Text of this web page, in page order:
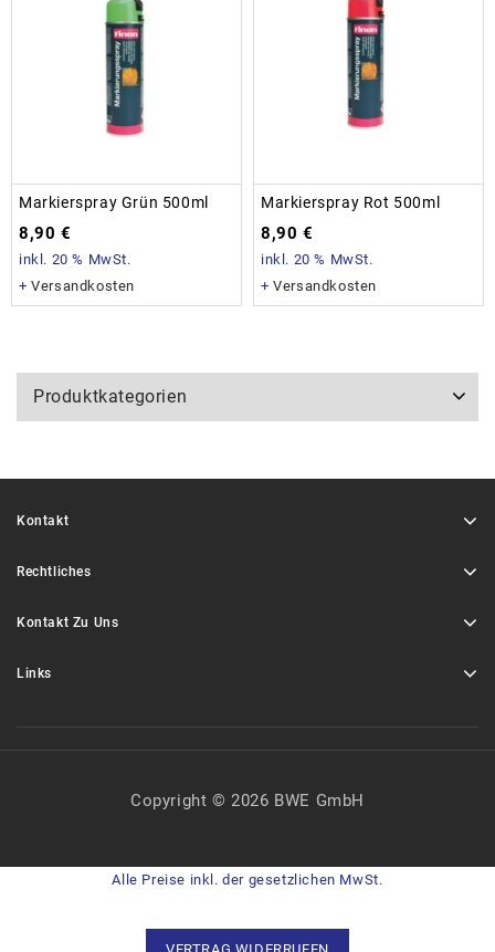
Markierspray Grün 500ml
8,90 €
inkl. 20 % MwSt.
+Versandkosten
Markierspray Rot 500ml
8,90 €
inkl. 20 % MwSt.
+Versandkosten
Produktkategorien
Kontakt
Rechtliches
Kontakt Zu Uns
Links
Copyright © 2026 BWE GmbH
Alle Preise inkl. der gesetzlichen MwSt.